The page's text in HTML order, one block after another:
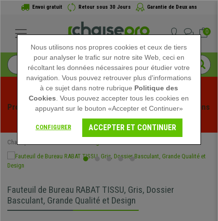
Envoi gratuit Retour sous 30 Jours Garantie de Deux ans
0
Profitez des soldes d'été chez Chaisepro ! Des réductions
exclusives pour une durée limitée - Voir l'offre
Chaisepro
Fauteuil de Bureau RABAT TISSU, Gris, Dossier
Basculant, Grande Qualité et Design
Nous utilisons nos propres cookies et ceux de tiers
pour analyser le trafic sur notre site Web, ceci en
récoltant les données nécessaires pour étudier votre
navigation. Vous pouvez retrouver plus d'informations
à ce sujet dans notre rubrique Politique des
Cookies . Vous pouvez accepter tous les cookies en
appuyant sur le bouton «Accepter et Continuer»
CONFIGURER ACCEPTER ET CONTINUER